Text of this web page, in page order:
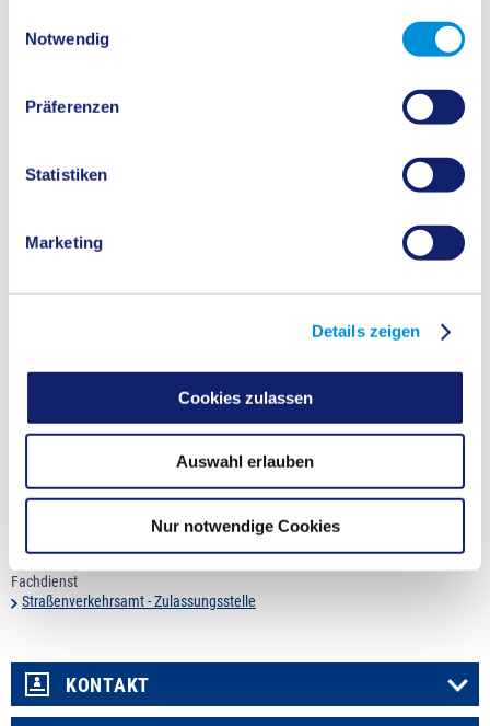
Notwendig
Präferenzen
Statistiken
Marketing
Details zeigen
Cookies zulassen
Auswahl erlauben
Nur notwendige Cookies
das gestempelte Kennzeichenschild bzw. die gestempelten
Kennzeichenschilder
gültigen Personalausweis oder Reisepass des betreffenden Landes bei
Bürgern anderer Länder den gültigen Reisepass mit
eine Vollmacht und den Personalausweis des Vollmachtgebers, wenn der
Fahrzeughalter nicht persönlich erscheint
Ihr Fahrzeug umgekennzeichnet werden, da Ihr bisheriges
werden könnte. Sie bekommen deshalb ein neues
neues Wunschkennzeichen aussuchen. Das bisherige
Kennzeichen wird gesperrt. Welche Unterlagen Sie dann
vorlegen müssen, erfahren Siehier.
Aufgrund der aktuellen Situation ist ein Vorsprechen bei der
Zulassungsbehörde nur nach vorherigerTerminvereinbarung
Fachdienst
Straßenverkehrsamt - Zulassungsstelle
KONTAKT